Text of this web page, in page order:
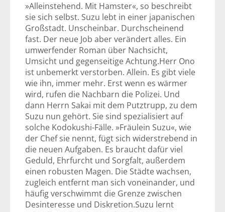
»Alleinstehend. Mit Hamster«, so beschreibt
sie sich selbst. Suzu lebt in einer japanischen
Großstadt. Unscheinbar. Durchscheinend
fast. Der neue Job aber verändert alles. Ein
umwerfender Roman über Nachsicht,
Umsicht und gegenseitige Achtung.Herr Ono
ist unbemerkt verstorben. Allein. Es gibt viele
wie ihn, immer mehr. Erst wenn es wärmer
wird, rufen die Nachbarn die Polizei. Und
dann Herrn Sakai mit dem Putztrupp, zu dem
Suzu nun gehört. Sie sind spezialisiert auf
solche Kodokushi-Fälle. »Fräulein Suzu«, wie
der Chef sie nennt, fügt sich widerstrebend in
die neuen Aufgaben. Es braucht dafür viel
Geduld, Ehrfurcht und Sorgfalt, außerdem
einen robusten Magen. Die Städte wachsen,
zugleich entfernt man sich voneinander, und
häufig verschwimmt die Grenze zwischen
Desinteresse und Diskretion.Suzu lernt